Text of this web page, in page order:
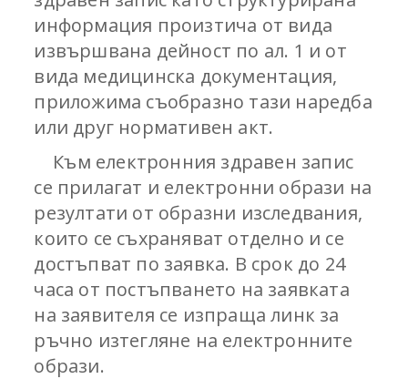
информация произтича от вида
извършвана дейност по ал. 1 и от
вида медицинска документация,
приложима съобразно тази наредба
или друг нормативен акт.
Към електронния здравен запис
се прилагат и електронни образи на
резултати от образни изследвания,
които се съхраняват отделно и се
достъпват по заявка. В срок до 24
часа от постъпването на заявката
на заявителя се изпраща линк за
ръчно изтегляне на електронните
образи.